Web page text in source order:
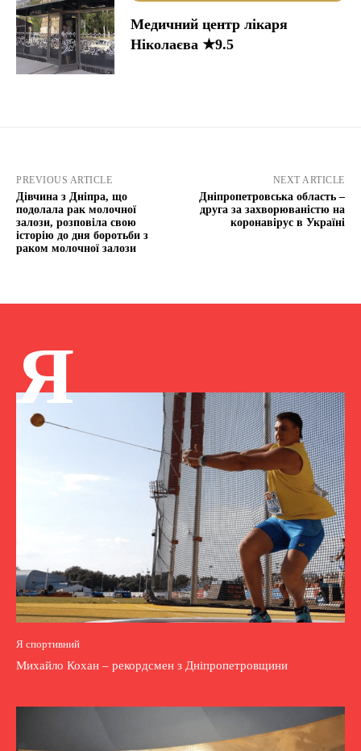
Медичний центр лікаря
Ніколаєва ★9.5
PREVIOUS ARTICLE
Дівчина з Дніпра, що
подолала рак молочної
залози, розповіла свою
історію до дня боротьби з
раком молочної залози
NEXT ARTICLE
Дніпропетровська область –
друга за захворюваністю на
коронавірус в Україні
Я
Я спортивний
Михайло Кохан – рекордсмен з Дніпропетровщини